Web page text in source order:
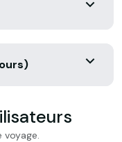
voyage.